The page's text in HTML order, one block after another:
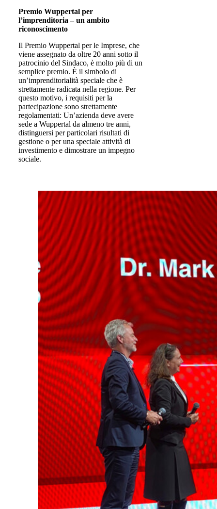
Premio Wuppertal per
l’imprenditoria – un ambito
riconoscimento
Il Premio Wuppertal per le Imprese, che
viene assegnato da oltre 20 anni sotto il
patrocinio del Sindaco, è molto più di un
semplice premio. È il simbolo di
un’imprenditorialità speciale che è
strettamente radicata nella regione. Per
questo motivo, i requisiti per la
partecipazione sono strettamente
regolamentati: Un’azienda deve avere
sede a Wuppertal da almeno tre anni,
distinguersi per particolari risultati di
gestione o per una speciale attività di
investimento e dimostrare un impegno
sociale.